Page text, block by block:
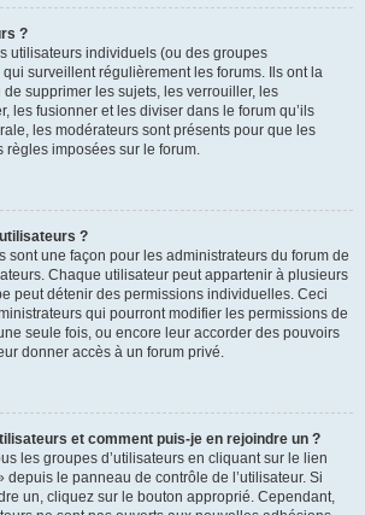
?
utilisateurs individuels (ou des groupes
surveillent régulièrement les forums. Ils ont la
supprimer les sujets, les verrouiller, les
les fusionner et les diviser dans le forum qu’ils
les modérateurs sont présents pour que les
règles imposées sur le forum.
?
sont une façon pour les administrateurs du forum de
Chaque utilisateur peut appartenir à plusieurs
peut détenir des permissions individuelles. Ceci
qui pourront modifier les permissions de
seule fois, ou encore leur accorder des pouvoirs
donner accès à un forum privé.
et comment puis-je en rejoindre un ?
les groupes d’utilisateurs en cliquant sur le lien
depuis le panneau de contrôle de l’utilisateur. Si
un, cliquez sur le bouton approprié. Cependant,